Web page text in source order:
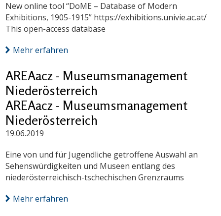
New online tool “DoME – Database of Modern
Exhibitions, 1905-1915” https://exhibitions.univie.ac.at/
This open-access database
Mehr erfahren
AREAacz - Museumsmanagement
Niederösterreich
AREAacz - Museumsmanagement
Niederösterreich
19.06.2019
Eine von und für Jugendliche getroffene Auswahl an
Sehenswürdigkeiten und Museen entlang des
niederösterreichisch-tschechischen Grenzraums
Mehr erfahren